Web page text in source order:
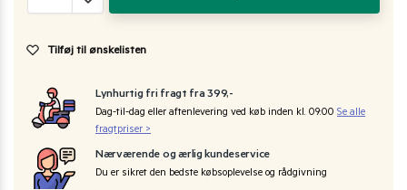
Tilføj til ønskelisten
Lynhurtig fri fragt fra 399,-
Dag-til-dag eller aftenlevering ved køb inden kl. 09:00 Se alle
fragtpriser >
Nærværende og ærlig kundeservice
Du er sikret den bedste købsoplevelse og rådgivning